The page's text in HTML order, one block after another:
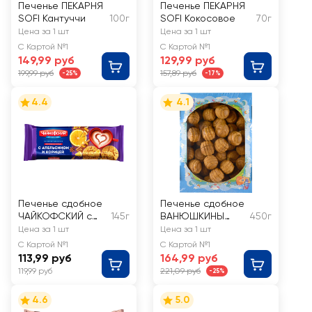
Печенье ПЕКАРНЯ
SOFI Кантуччи
100г
Цена за 1 шт
С Картой №1
149,99 руб
199,99 руб -25%
Печенье ПЕКАРНЯ
SOFI Кокосовое
70г
Цена за 1 шт
С Картой №1
129,99 руб
157,89 руб -17%
4.4
Печенье сдобное
ЧАЙКОФСКИЙ с
апельсином и
корицей
145г
Цена за 1 шт
С Картой №1
113,99 руб
119,99 руб
4.1
Печенье сдобное
ВАНЮШКИНЫ
СЛАДОСТИ Бомба
мини
450г
Цена за 1 шт
С Картой №1
164,99 руб
221,09 руб -25%
4.6 5.0